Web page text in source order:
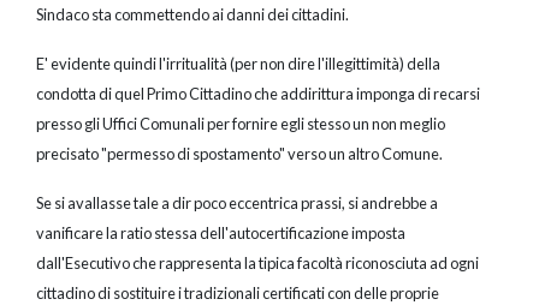
Sindaco sta commettendo ai danni dei cittadini.
E' evidente quindi l'irritualità (per non dire l'illegittimità) della
condotta di quel Primo Cittadino che addirittura imponga di recarsi
presso gli Uffici Comunali per fornire egli stesso un non meglio
precisato "permesso di spostamento" verso un altro Comune.
Se si avallasse tale a dir poco eccentrica prassi, si andrebbe a
vanificare la ratio stessa dell'autocertificazione imposta
dall'Esecutivo che rappresenta la tipica facoltà riconosciuta ad ogni
cittadino di sostituire i tradizionali certificati con delle proprie